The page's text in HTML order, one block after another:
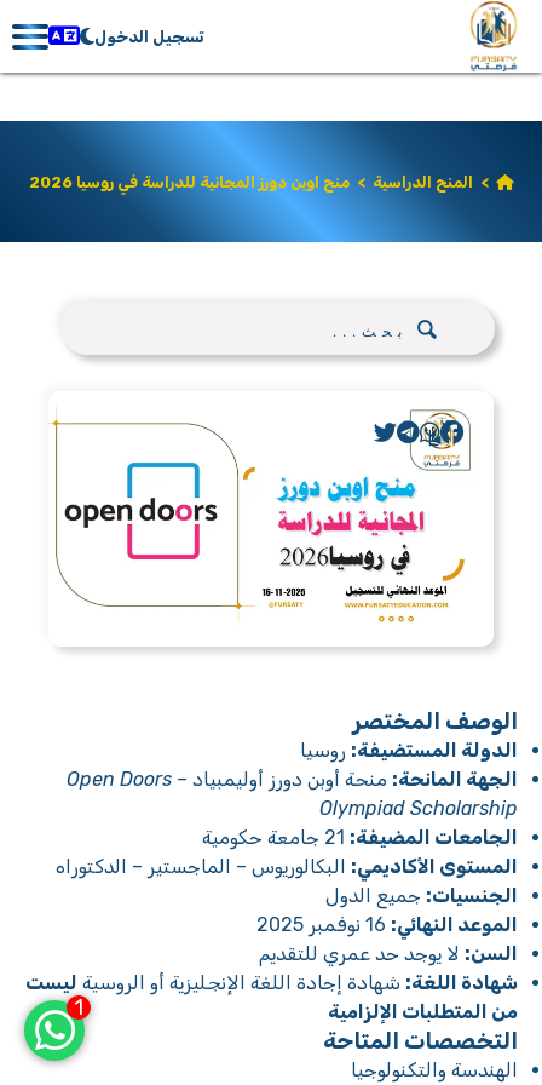
تسجيل الدخول
> المنح الدراسية >منح اوبن دورز المجانية للدراسة في روسيا 2026
الوصف المختصر
الدولة المستضيفة: روسيا
الجهة المانحة: منحة أوبن دورز أوليمبياد – Open Doors
Olympiad Scholarship
الجامعات المضيفة:
المستوى الأكاديمي: البكالوريوس – الماجستير – الدكتوراه
الجنسيات: جميع الدول
الموعد النهائي:
السن: لا يوجد حد عمري للتقديم
شهادة اللغة: شهادة إجادة اللغة الإنجليزية أو الروسية ليست
من المتطلبات الإلزامية
التخصصات المتاحة
الهندسة والتكنولوجيا
1